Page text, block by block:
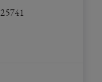
25741